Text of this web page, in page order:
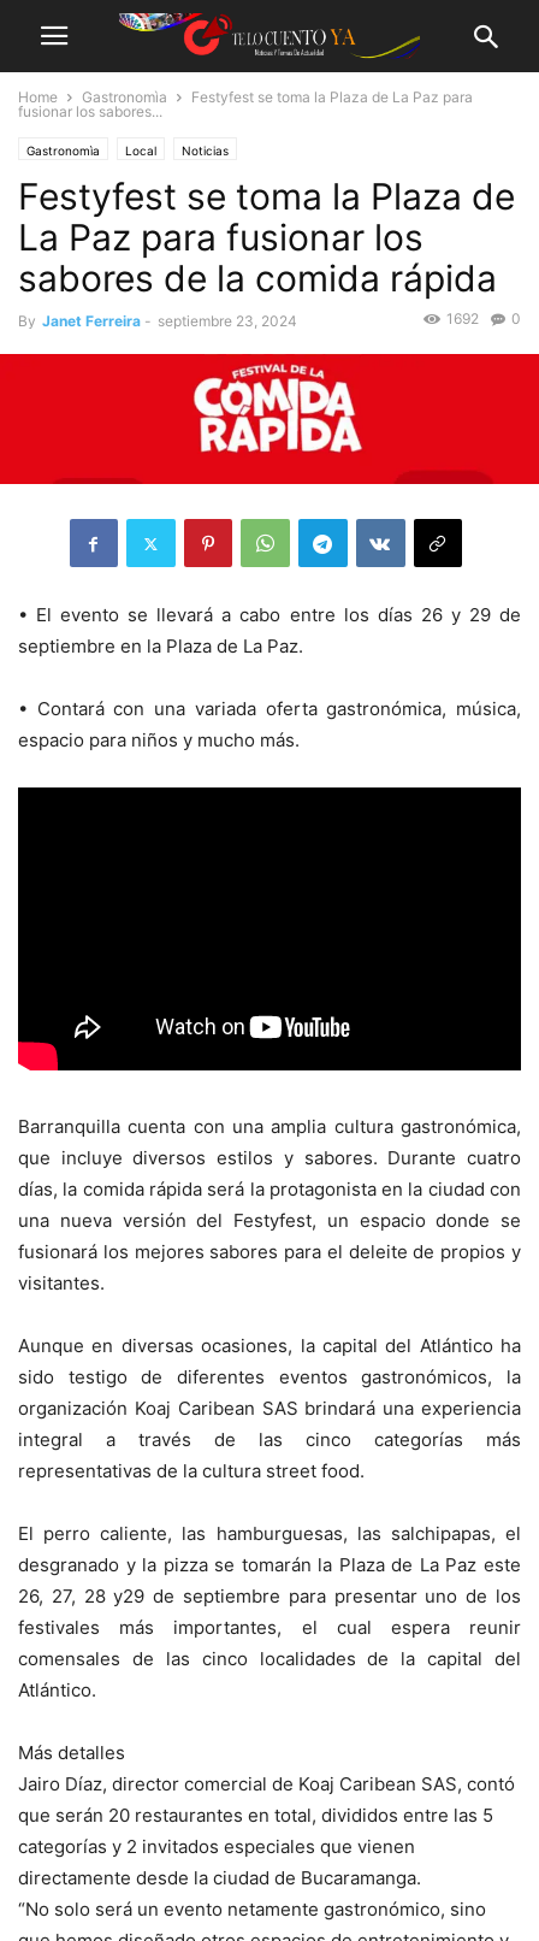
Home Gastronomìa
Festyfest se toma la Plaza de La Paz para
fusionar los sabores...
Gastronomìa Local Noticias
Festyfest se toma la Plaza de
La Paz para fusionar los
sabores de la comida rápida
By Janet Ferreira - septiembre 23, 2024 0
1692
• El evento se llevará a cabo entre los días 26 y 29 de
septiembre en la Plaza de La Paz.
• Contará con una variada oferta gastronómica, música,
espacio para niños y mucho más.
Barranquilla cuenta con una amplia cultura gastronómica,
que incluye diversos estilos y sabores. Durante cuatro
días, la comida rápida será la protagonista en la ciudad con
una nueva versión del Festyfest, un espacio donde se
fusionará los mejores sabores para el deleite de propios y
visitantes.
Aunque en diversas ocasiones, la capital del Atlántico ha
sido testigo de diferentes eventos gastronómicos, la
organización Koaj Caribean SAS brindará una experiencia
integral a través de las cinco categorías más
representativas de la cultura street food.
El perro caliente, las hamburguesas, las salchipapas, el
desgranado y la pizza se tomarán la Plaza de La Paz este
26, 27, 28 y29 de septiembre para presentar uno de los
festivales más importantes, el cual espera reunir
comensales de las cinco localidades de la capital del
Atlántico.
Más detalles
Jairo Díaz, director comercial de Koaj Caribean SAS, contó
que serán 20 restaurantes en total, divididos entre las 5
categorías y 2 invitados especiales que vienen
directamente desde la ciudad de Bucaramanga.
“No solo será un evento netamente gastronómico, sino